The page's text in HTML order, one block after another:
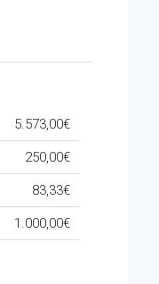
5.573,00€
250,00€
83,33€
1.000,00€